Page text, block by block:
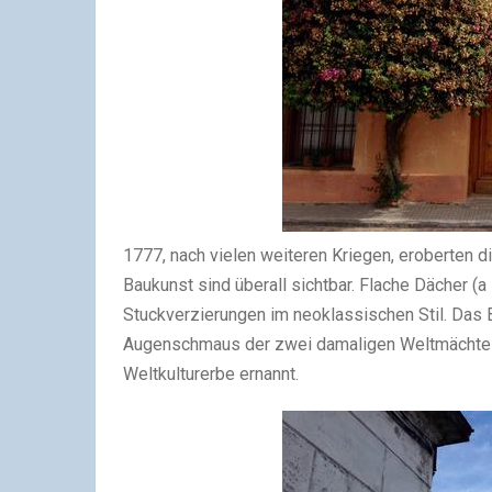
1777, nach vielen weiteren Kriegen, eroberten
Baukunst sind überall sichtbar. Flache Dächer
Stuckverzierungen im neoklassischen Stil.
Augenschmaus der zwei damaligen
Weltkulturerbe ernannt.